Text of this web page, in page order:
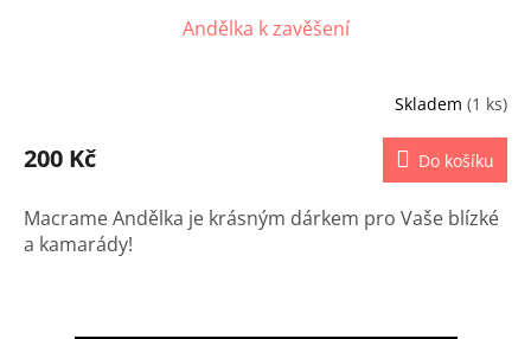
Andělka k zavěšení
Skladem (1 ks)
200 Kč Do košíku
Macrame Andělka je krásným dárkem pro Vaše blízké
a kamarády!